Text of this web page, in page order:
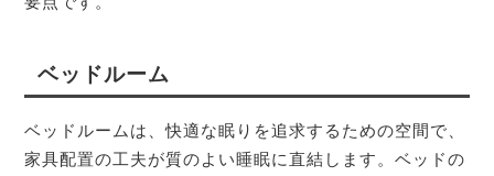
ベッドルーム
ベッドルームは、快適な眠りを追求するための空間で、
家具配置の工夫が質のよい睡眠に直結します。ベッドの